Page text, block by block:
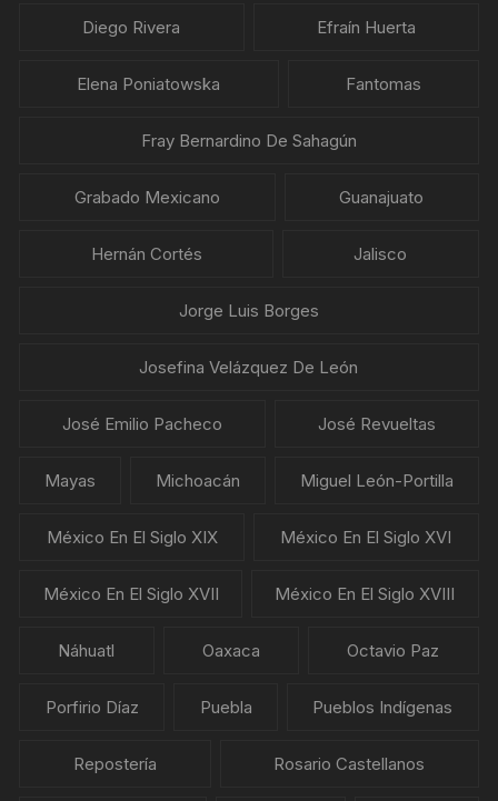
Diego Rivera Efraín Huerta
Elena Poniatowska Fantomas
Fray Bernardino De Sahagún
Grabado Mexicano Guanajuato
Hernán Cortés Jalisco
Jorge Luis Borges
Josefina Velázquez De León
José Emilio Pacheco José Revueltas
Mayas Michoacán Miguel León-Portilla
México En El Siglo XIX México En El Siglo XVI
México En El Siglo XVII México En El Siglo XVIII
Náhuatl Oaxaca Octavio Paz
Porfirio Díaz Puebla Pueblos Indígenas
Repostería Rosario Castellanos